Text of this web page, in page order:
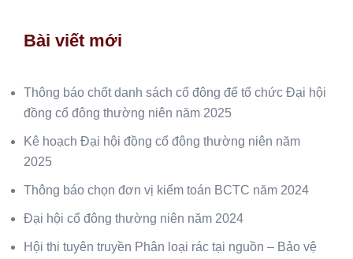
Bài viết mới
Thông báo chốt danh sách cổ đông để tổ chức Đại hội
đồng cổ đông thường niên năm 2025
Kê hoạch Đại hội đồng cổ đông thường niên năm
2025
Thông báo chọn đơn vị kiểm toán BCTC năm 2024
Đại hội cổ đông thường niên năm 2024
Hội thi tuyên truyền Phân loại rác tại nguồn – Bảo vệ